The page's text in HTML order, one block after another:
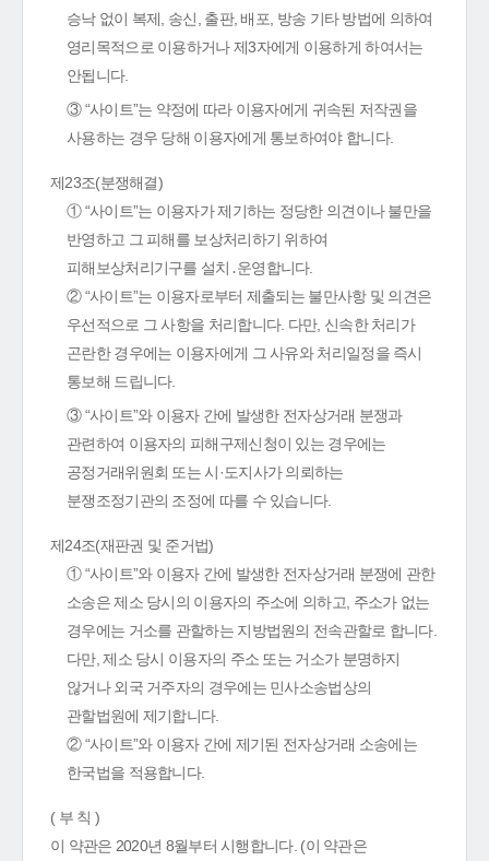
승낙 없이 복제, 송신, 출판, 배포, 방송 기타 방법에 의하여
영리목적으로 이용하거나 제3자에게 이용하게 하여서는
안됩니다.
③ “사이트”는 약정에 따라 이용자에게 귀속된 저작권을
사용하는 경우 당해 이용자에게 통보하여야 합니다.
제23조(분쟁해결)
① “사이트”는 이용자가 제기하는 정당한 의견이나 불만을
반영하고 그 피해를 보상처리하기 위하여
피해보상처리기구를 설치․운영합니다.
② “사이트”는 이용자로부터 제출되는 불만사항 및 의견은
우선적으로 그 사항을 처리합니다. 다만, 신속한 처리가
곤란한 경우에는 이용자에게 그 사유와 처리일정을 즉시
통보해 드립니다.
③ “사이트”와 이용자 간에 발생한 전자상거래 분쟁과
관련하여 이용자의 피해구제신청이 있는 경우에는
공정거래위원회 또는 시·도지사가 의뢰하는
분쟁조정기관의 조정에 따를 수 있습니다.
제24조(재판권 및 준거법)
① “사이트”와 이용자 간에 발생한 전자상거래 분쟁에 관한
소송은 제소 당시의 이용자의 주소에 의하고, 주소가 없는
경우에는 거소를 관할하는 지방법원의 전속관할로 합니다.
다만, 제소 당시 이용자의 주소 또는 거소가 분명하지
않거나 외국 거주자의 경우에는 민사소송법상의
관할법원에 제기합니다.
② “사이트”와 이용자 간에 제기된 전자상거래 소송에는
한국법을 적용합니다.
( 부 칙 )
이 약관은 2020년 8월부터 시행합니다. (이 약관은